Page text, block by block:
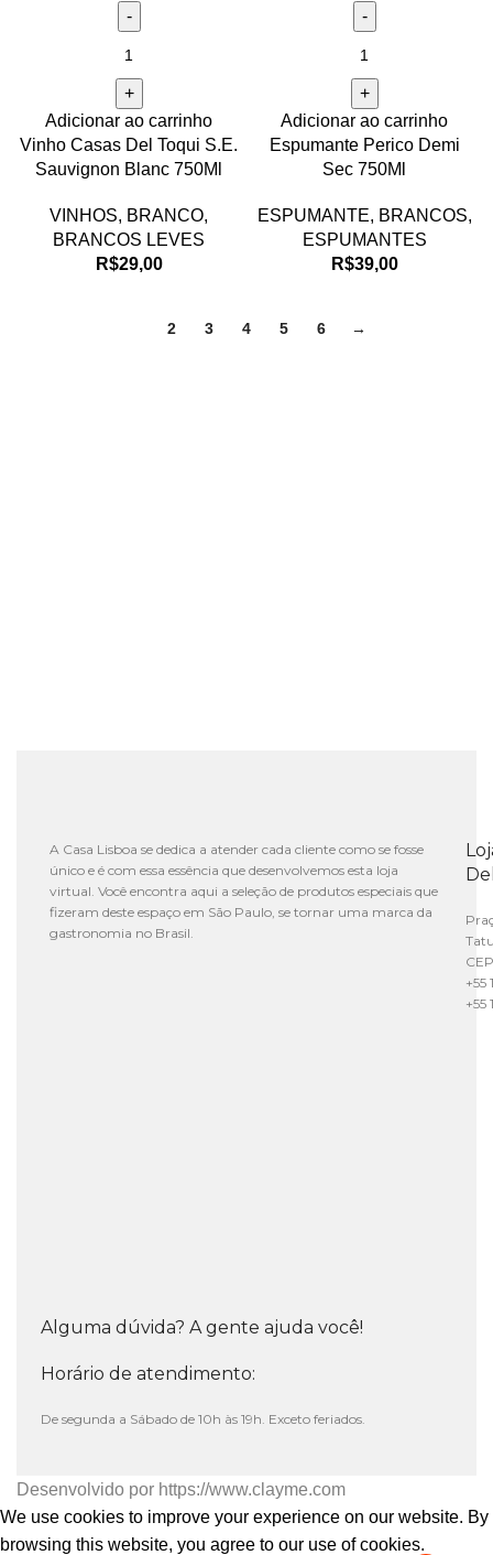
Adicionar ao carrinho
Vinho Casas Del Toqui S.E.
Sauvignon Blanc 750Ml
VINHOS, BRANCO,
BRANCOS LEVES
R$29,00
Adicionar ao carrinho
Espumante Perico Demi
Sec 750Ml
ESPUMANTE, BRANCOS,
ESPUMANTES
R$39,00
2 3 4 5 6 →
A Casa Lisboa se dedica a atender cada cliente como se fosse
único e é com essa essência que desenvolvemos esta loja
virtual. Você encontra aqui a seleção de produtos especiais que
fizeram deste espaço em São Paulo, se tornar uma marca da
gastronomia no Brasil.
+55
+55
Alguma dúvida? A gente ajuda você!
Horário de atendimento:
De segunda a Sábado de 10h às 19h. Exceto feriados.
Desenvolvido por https://www.clayme.com
We use cookies to improve your experience on our website. By
browsing this website, you agree to our use of cookies.